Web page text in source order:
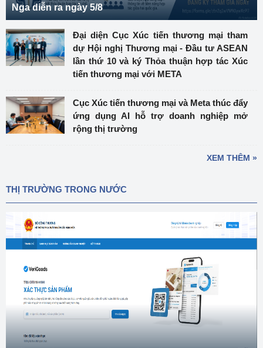
Nga diễn ra ngày 5/8
Đại diện Cục Xúc tiến thương mại tham
dự Hội nghị Thương mại - Đầu tư ASEAN
lần thứ 10 và ký Thỏa thuận hợp tác Xúc
tiến thương mại với META
Cục Xúc tiến thương mại và Meta thúc đẩy
ứng dụng AI hỗ trợ doanh nghiệp mở
rộng thị trường
XEM THÊM »
THỊ TRƯỜNG TRONG NƯỚC